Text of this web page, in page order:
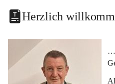
Herzlich
…